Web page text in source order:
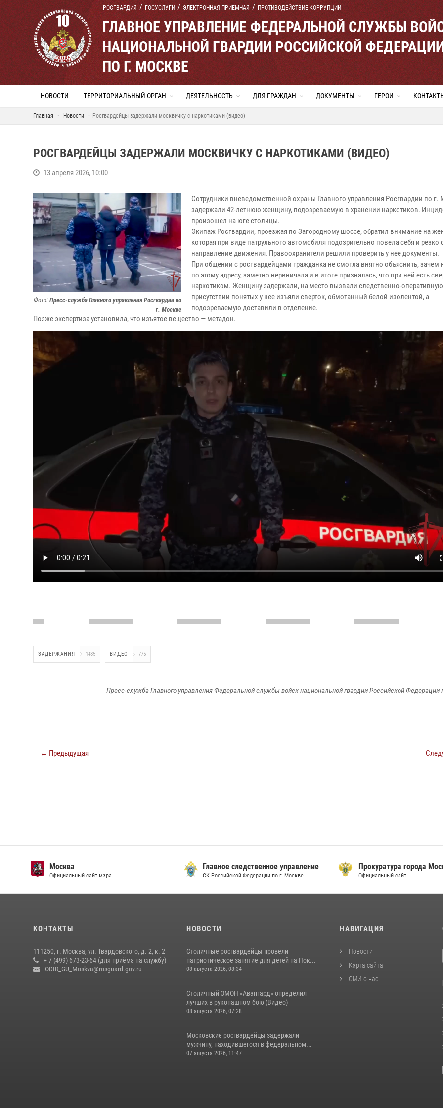
РОСГВАРДИЯ ГОСУСЛУГИ ЭЛЕКТРОННАЯ ПРИЕМНАЯ ПРОТИВОДЕЙСТВИЕ КОРРУПЦИИ
ГЛАВНОЕ УПРАВЛЕНИЕ ФЕДЕРАЛЬНОЙ СЛУЖБЫ
НАЦИОНАЛЬНОЙ ГВАРДИИ РОССИЙСКОЙ
ПО Г. МОСКВЕ
НОВОСТИ ТЕРРИТОРИАЛЬНЫЙ ОРГАН ДЕЯТЕЛЬНОСТЬ ДЛЯ ГРАЖДАН ДОКУМЕНТЫ ГЕРОИ
Главная Новости Росгвардейцы задержали москвичку с наркотиками (видео)
РОСГВАРДЕЙЦЫ ЗАДЕРЖАЛИ МОСКВИЧКУ С НАРКОТИКАМИ (ВИДЕО)
13 апреля 2026, 10:00
Фото: Пресс-служба Главного управления Росгвардии по
г. Москве
Сотрудники вневедомственной охраны Главного управления Росгвардии по г.
задержали 42-летнюю женщину, подозреваемую в хранении наркотиков.
произошел на юге столицы.
Экипаж Росгвардии, проезжая по Загородному шоссе, обратил внимание на
которая при виде патрульного автомобиля подозрительно повела себя и резко
направление движения. Правоохранители решили проверить у нее документы.
При общении с росгвардейцами гражданка не смогла внятно объяснить, зачем
по этому адресу, заметно нервничала и в итоге призналась, что при ней есть
наркотиком. Женщину задержали, на место вызвали следственно-оперативную
присутствии понятых у нее изъяли сверток, обмотанный белой изолентой, а
подозреваемую доставили в отделение.
Позже экспертиза установила, что изъятое вещество — метадон.
ЗАДЕРЖАНИЯ 1485 ВИДЕО 775
Пресс-служба Главного управления Федеральной службы войск национальной гвардии Российской Федерации
← Предыдущая
Москва
Официальный сайт мэра
Главное следственное управление
СК Российской Федерации по г. Москве
Прокуратура города
Официальный сайт
КОНТАКТЫ
111250, г. Москва, ул. Твардовского, д. 2, к. 2
+ 7 (499) 673-23-64 (для приёма на службу)
ODIR_GU_Moskva@rosguard.gov.ru
НОВОСТИ
Столичные росгвардейцы провели
патриотическое занятие для детей на Пок...
08 августа 2026, 08:34
Столичный ОМОН «Авангард» определил
лучших в рукопашном бою (Видео)
08 августа 2026, 07:28
Московские росгвардейцы задержали
мужчину, находившегося в федеральном...
07 августа 2026, 11:47
НАВИГАЦИЯ
Новости
Карта сайта
СМИ о нас